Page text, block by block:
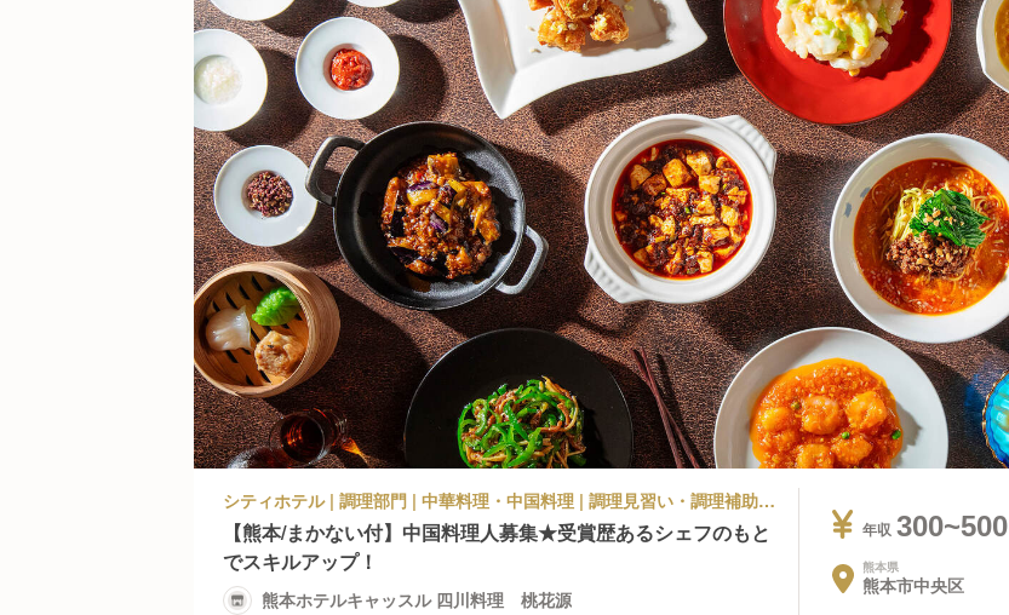
シティホテル | 調理部門 | 中華料理・中国料理 | 調理見習い・調理補助 | 熊本ホテルキャッスル 四川料理 桃花源
【熊本/まかない付】中国料理人募集★受賞歴あるシェフのもと
でスキルアップ！
熊本ホテルキャッスル 四川料理 桃花源
年収 300~500
熊本県
熊本市中央区